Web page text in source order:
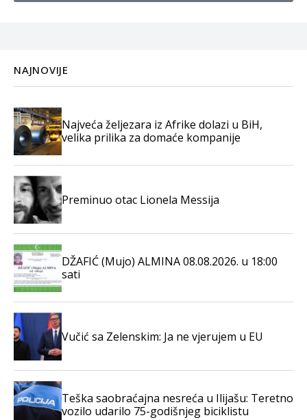
NAJNOVIJE
Najveća željezara iz Afrike dolazi u BiH,
velika prilika za domaće kompanije
Preminuo otac Lionela Messija
DŽAFIĆ (Mujo) ALMINA 08.08.2026. u 18:00
sati
Vučić sa Zelenskim: Ja ne vjerujem u EU
Teška saobraćajna nesreća u Ilijašu: Teretno
vozilo udarilo 75-godišnjeg biciklistu